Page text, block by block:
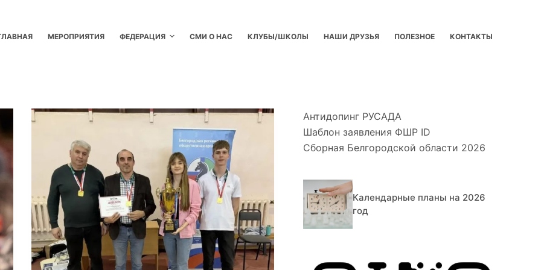
МЕРОПРИЯТИЯ ФЕДЕРАЦИЯ СМИ О НАС КЛУБЫ/ШКОЛЫ НАШИ ДРУЗЬЯ ПОЛЕЗНОЕ КОНТАКТЫ
Антидопинг РУСАДА
Шаблон заявления ФШР ID
Сборная Белгородской области 2026
Календарные планы на 2026
год